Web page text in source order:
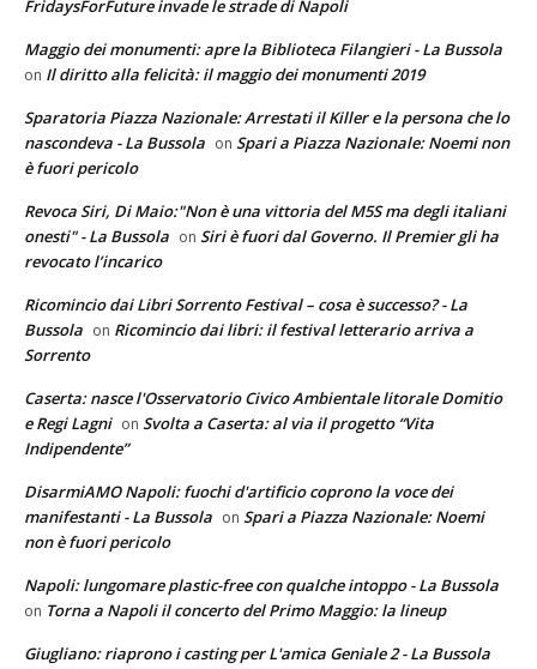
FridaysForFuture invade le strade di Napoli
Maggio dei monumenti: apre la Biblioteca Filangieri - La Bussola
on Il diritto alla felicità: il maggio dei monumenti 2019
Sparatoria Piazza Nazionale: Arrestati il Killer e la persona che lo
nascondeva - La Bussola on Spari a Piazza Nazionale: Noemi non
è fuori pericolo
Revoca Siri, Di Maio:"Non è una vittoria del M5S ma degli italiani
onesti" - La Bussola on Siri è fuori dal Governo. Il Premier gli ha
revocato l’incarico
Ricomincio dai Libri Sorrento Festival – cosa è successo? - La
Bussola on Ricomincio dai libri: il festival letterario arriva a
Sorrento
Caserta: nasce l'Osservatorio Civico Ambientale litorale Domitio
e Regi Lagni on Svolta a Caserta: al via il progetto “Vita
Indipendente”
DisarmiAMO Napoli: fuochi d'artificio coprono la voce dei
manifestanti - La Bussola on Spari a Piazza Nazionale: Noemi
non è fuori pericolo
Napoli: lungomare plastic-free con qualche intoppo - La Bussola
on Torna a Napoli il concerto del Primo Maggio: la lineup
Giugliano: riaprono i casting per L'amica Geniale 2 - La Bussola